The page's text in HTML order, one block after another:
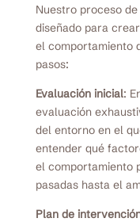
Nuestro proceso
diseñado para
el comportamiento
pasos:
Evaluación inicial:
evaluación
del entorno en el
entender qué
el comportamiento
pasadas hasta el
Plan de